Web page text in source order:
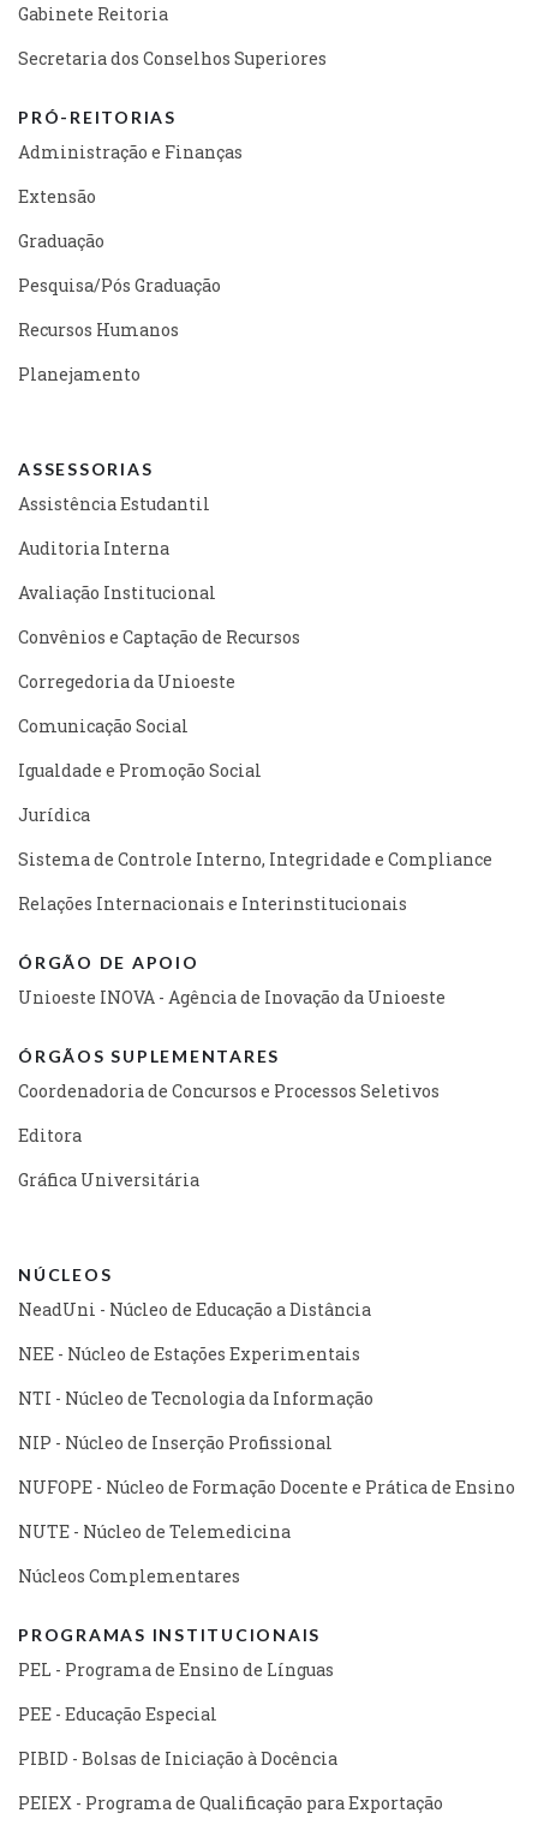
Gabinete Reitoria
Secretaria dos Conselhos Superiores
PRÓ-REITORIAS
Administração e Finanças
Extensão
Graduação
Pesquisa/Pós Graduação
Recursos Humanos
Planejamento
ASSESSORIAS
Assistência Estudantil
Auditoria Interna
Avaliação Institucional
Convênios e Captação de Recursos
Corregedoria da Unioeste
Comunicação Social
Igualdade e Promoção Social
Jurídica
Sistema de Controle Interno, Integridade e Compliance
Relações Internacionais e Interinstitucionais
ÓRGÃO DE APOIO
Unioeste INOVA - Agência de Inovação da Unioeste
ÓRGÃOS SUPLEMENTARES
Coordenadoria de Concursos e Processos Seletivos
Editora
Gráfica Universitária
NÚCLEOS
NeadUni - Núcleo de Educação a Distância
NEE - Núcleo de Estações Experimentais
NTI - Núcleo de Tecnologia da Informação
NIP - Núcleo de Inserção Profissional
NUFOPE - Núcleo de Formação Docente e Prática de Ensino
NUTE - Núcleo de Telemedicina
Núcleos Complementares
PROGRAMAS INSTITUCIONAIS
PEL - Programa de Ensino de Línguas
PEE - Educação Especial
PIBID - Bolsas de Iniciação à Docência
PEIEX - Programa de Qualificação para Exportação